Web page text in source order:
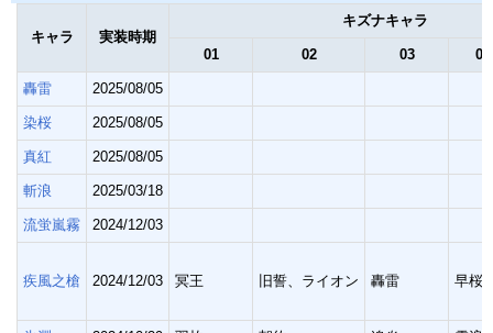
キャラ 実装時期
キズナキャラ
01 02 03 04
轟雷 2025/08/05
染桜 2025/08/05
真紅 2025/08/05
斬浪 2025/03/18
流蛍嵐霧 2024/12/03
疾風之槍 2024/12/03 冥王 旧誓、ライオン 轟雷 早桜